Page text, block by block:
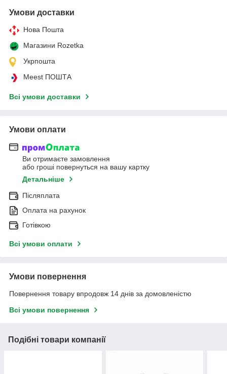
Умови доставки
Нова Пошта
Магазини Rozetka
Укрпошта
Meest ПОШТА
Всі умови доставки
Умови оплати
Ви отримаєте замовлення
або гроші повернуться на вашу картку
Детальніше
Післяплата
Оплата на рахунок
Готівкою
Всі умови оплати
Умови повернення
Повернення товару впродовж 14 днів за домовленістю
Всі умови повернення
Подібні товари компанії